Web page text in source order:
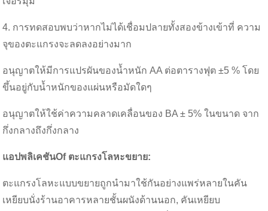
4. การทดสอบพบว่าหากไม่ได้เชื่อมปลายทั้งสองข้างเข้าที่ ความ
จุของตะแกรงจะลดลงอย่างมาก
อนุญาตให้มีการแปรผันของน้ำหนัก AA ต่อตารางฟุต ±5 % โดย
ขึ้นอยู่กับน้ำหนักของแผ่นหรือมัดใดๆ
อนุญาตให้ใช้ค่าความคลาดเคลื่อนของ BA ± 5% ในขนาด จาก
กึ่งกลางถึงกึ่งกลาง
แอปพลิเคชันOf ตะแกรงโลหะขยาย:
ตะแกรงโลหะแบบขยายถูกนำมาใช้กันอย่างแพร่หลายในคัน
เหยียบนั่งร้านอาคารหลายชั้นผนังด้านนอก, คันเหยียบ